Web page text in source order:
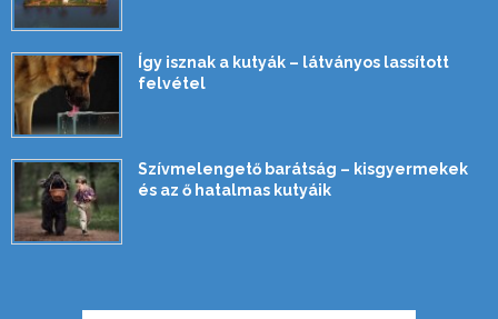
Így isznak a kutyák – látványos lassított
felvétel
Szívmelengető barátság – kisgyermekek
és az ő hatalmas kutyáik